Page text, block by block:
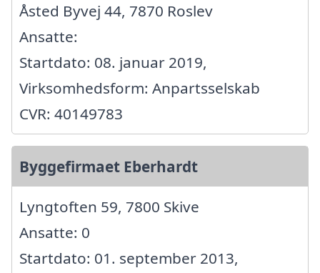
Åsted Byvej 44, 7870 Roslev
Ansatte:
Startdato: 08. januar 2019,
Virksomhedsform: Anpartsselskab
CVR: 40149783
Byggefirmaet Eberhardt
Lyngtoften 59, 7800 Skive
Ansatte: 0
Startdato: 01. september 2013,